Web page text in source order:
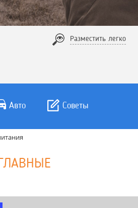
Разместить легко
Авто Советы